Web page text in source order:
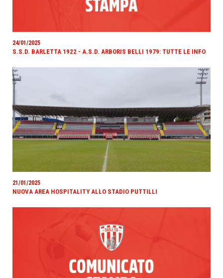
24/01/2025
S.S.D. BARLETTA 1922 - A.S.D. ARBORIS BELLI 1979: TUTTE LE INFO
21/01/2025
NUOVA AREA HOSPITALITY ALLO STADIO PUTTILLI